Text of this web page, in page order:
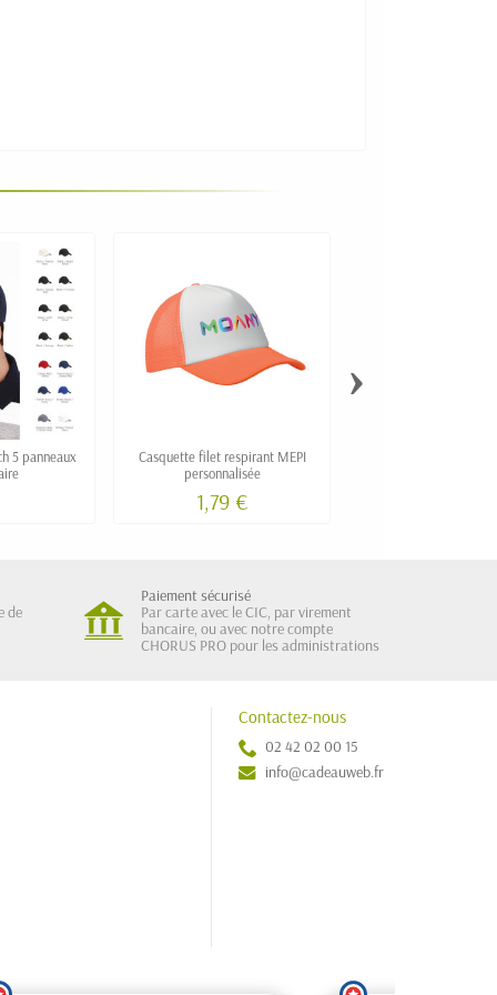
5 panneaux
Casquette filet respirant MEPI
personnalisée
1,79 €
›
de
Paiement sécurisé
Par carte avec le CIC, par virement
bancaire, ou avec notre compte
CHORUS PRO pour les administrations
Contactez-nous
02 42 02 00 15
info@cadeauweb.fr